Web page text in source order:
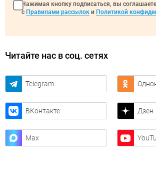
Нажимая кнопку подписаться, вы
с Правилами рассылок и Политикой
Читайте нас в соц. сетях
Telegram
ВКонтакте Дзен
Max